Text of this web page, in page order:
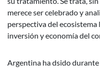
merece ser celebrado y
perspectiva del
inversión y economía del
Argentina ha dsido